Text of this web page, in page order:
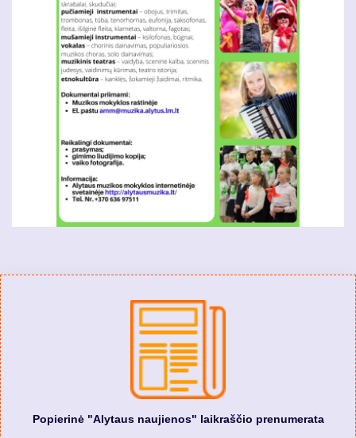
Popierinė "Alytaus naujienos" laikraščio prenumerata